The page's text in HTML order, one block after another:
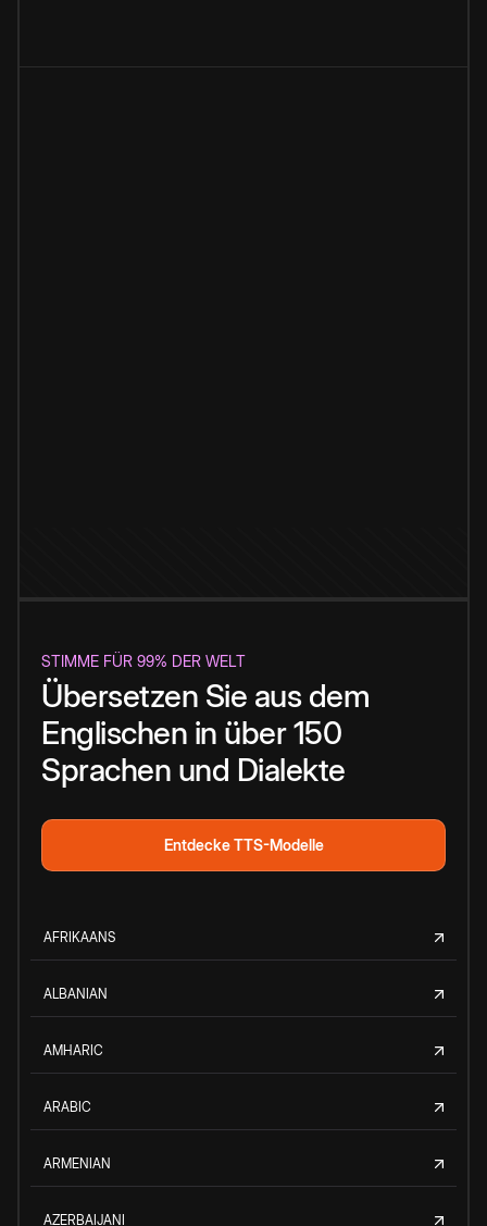
STIMME FÜR 99% DER WELT
Übersetzen Sie aus dem
Englischen in über 150
Sprachen und Dialekte
Entdecke TTS-Modelle
AFRIKAANS
ALBANIAN
AMHARIC
ARABIC
ARMENIAN
AZERBAIJANI